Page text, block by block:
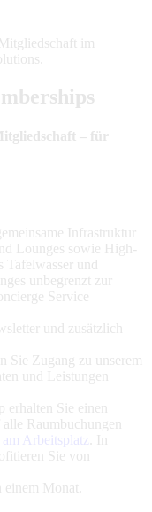
im
– für
Infrastruktur
Lounges sowie High-
Tafelwasser und
unbegrenzt zur
Service
und zusätzlich
Sie Zugang zu unserem
und Leistungen
Sie einen
Raumbuchungen
Arbeitsplatz . In
Sie von
Monat.